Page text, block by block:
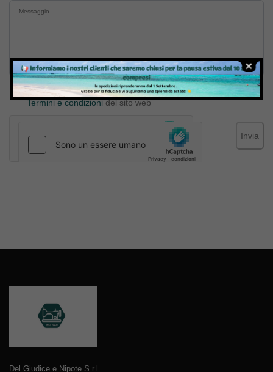
Inviando il messaggio confermo di aver letto e accettato
Termini e condizionidel sito web
Invia
Del Giudice e Nipote S.r.l.